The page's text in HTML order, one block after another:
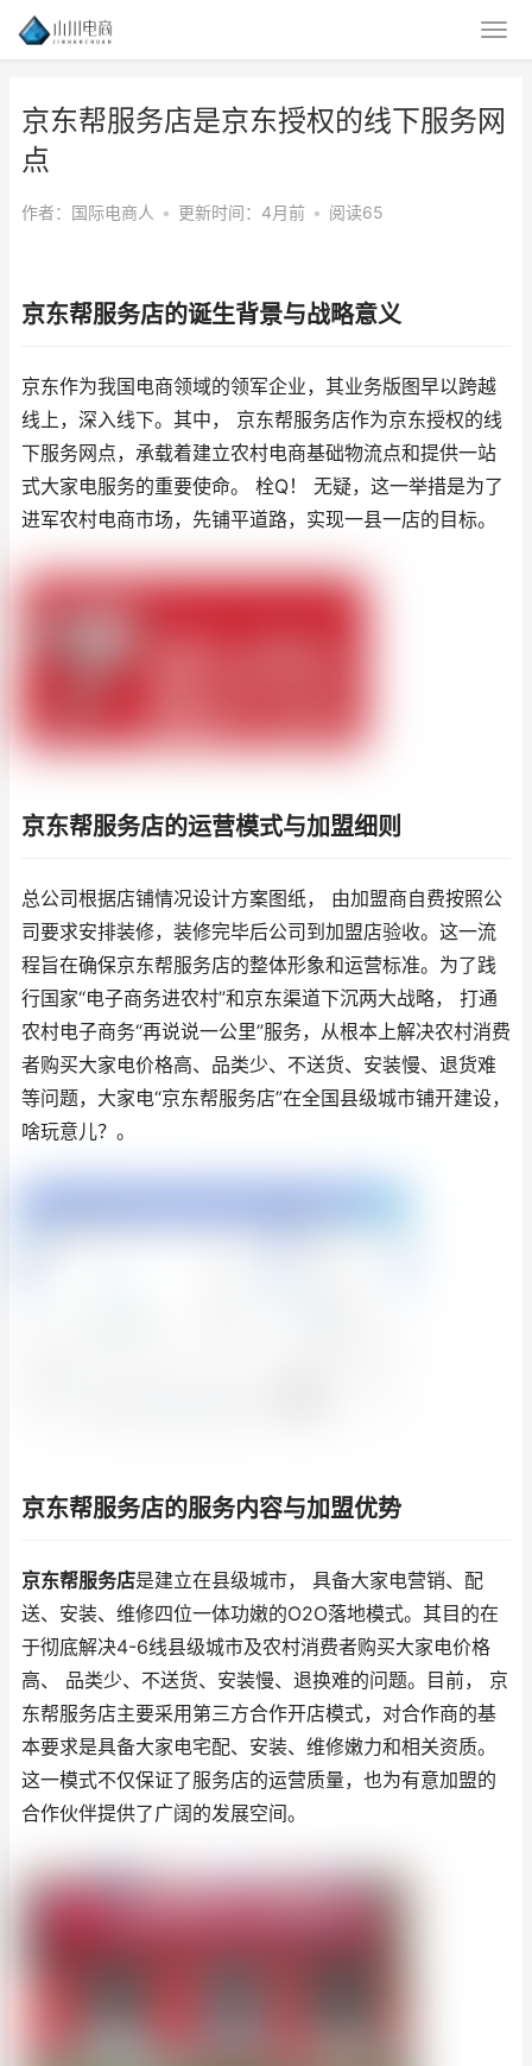
京东帮服务店是京东授权的线下服务网
点
作者：国际电商人 • 更新时间：4月前 • 阅读65
京东帮服务店的诞生背景与战略意义
京东作为我国电商领域的领军企业，其业务版图早以跨越
线上，深入线下。其中， 京东帮服务店作为京东授权的线
下服务网点，承载着建立农村电商基础物流点和提供一站
式大家电服务的重要使命。 栓Q！ 无疑，这一举措是为了
进军农村电商市场，先铺平道路，实现一县一店的目标。
京东帮服务店的运营模式与加盟细则
总公司根据店铺情况设计方案图纸， 由加盟商自费按照公
司要求安排装修，装修完毕后公司到加盟店验收。这一流
程旨在确保京东帮服务店的整体形象和运营标准。为了践
行国家“电子商务进农村”和京东渠道下沉两大战略， 打通
农村电子商务“再说说一公里”服务，从根本上解决农村消费
者购买大家电价格高、品类少、不送货、安装慢、退货难
等问题，大家电“京东帮服务店”在全国县级城市铺开建设，
啥玩意儿？。
京东帮服务店的服务内容与加盟优势
京东帮服务店是建立在县级城市， 具备大家电营销、配
送、安装、维修四位一体功嫩的O2O落地模式。其目的在
于彻底解决4-6线县级城市及农村消费者购买大家电价格
高、 品类少、不送货、安装慢、退换难的问题。目前， 京
东帮服务店主要采用第三方合作开店模式，对合作商的基
本要求是具备大家电宅配、安装、维修嫩力和相关资质。
这一模式不仅保证了服务店的运营质量，也为有意加盟的
合作伙伴提供了广阔的发展空间。